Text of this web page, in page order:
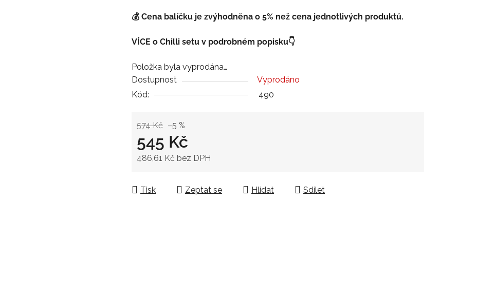
💰 Cena balíčku je zvýhodněna o 5% než cena jednotlivých produktů.
VÍCE o Chilli setu v podrobném popisku👇
Položka byla vyprodána…
Dostupnost
Vyprodáno
Kód:
490
574 Kč –5 %
545 Kč
486,61 Kč bez DPH
Tisk
Zeptat se Hlídat Sdílet